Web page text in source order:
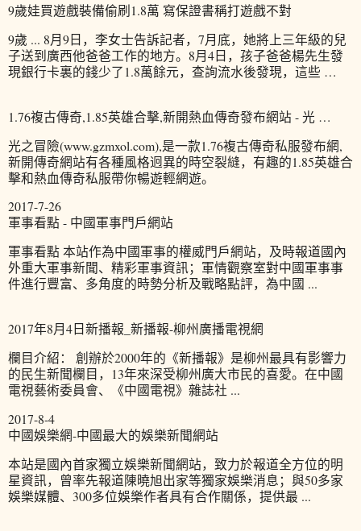
9歲娃買遊戲裝備偷刷1.8萬 寫保證書稱打遊戲不對
9歲 ... 8月9日，李女士告訴記者，7月底，她將上三年級的兒
子送到廣西他爸爸工作的地方。8月4日，孩子爸爸楊先生發
現銀行卡裏的錢少了1.8萬餘元，查詢流水後發現，這些 …
1.76複古傳奇,1.85英雄合擊,新開熱血傳奇發布網站 - 光 …
光之冒險(www.gzmxol.com),是一款1.76複古傳奇私服發布網,
新開傳奇網站有各種風格迥異的時空裂縫，有趣的1.85英雄合
擊和熱血傳奇私服帶你暢遊輕網遊。
2017-7-26
軍事看點 - 中國軍事門戶網站
軍事看點 本站作為中國軍事的權威門戶網站，及時報道國內
外重大軍事新聞、精彩軍事資訊；軍情觀察室對中國軍事事
件進行豐富、多角度的時勢分析及戰略點評，為中國 ...
2017年8月4日新播報_新播報-柳州廣播電視網
欄目介紹： 創辦於2000年的《新播報》是柳州最具有影響力
的民生新聞欄目，13年來深受柳州廣大市民的喜愛。在中國
電視藝術委員會、《中國電視》雜誌社 ...
2017-8-4
中國娛樂網-中國最大的娛樂新聞網站
本站是國內首家獨立娛樂新聞網站，致力於報道全方位的明
星資訊，曾率先報道陳曉旭出家等獨家娛樂消息；與50多家
娛樂媒體、300多位娛樂作者具有合作關係，提供最 ...